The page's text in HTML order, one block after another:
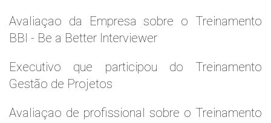
Avaliaçao da Empresa sobre o Treinamento
BBI - Be a Better Interviewer
Executivo que participou do Treinamento
Gestão de Projetos
Avaliaçao de profissional sobre o Treinamento